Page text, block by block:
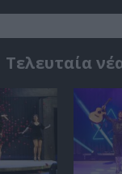
Τελευταία